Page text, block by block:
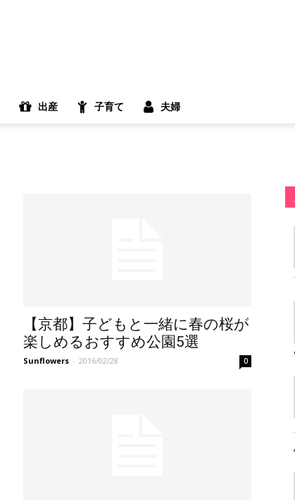
出産 子育て 夫婦
【京都】子どもと一緒に春の桜が
楽しめるおすすめ公園5選
Sunflowers - 2016/02/28 0